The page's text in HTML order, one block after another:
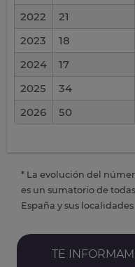
2022
21
2023
18
2024
17
2025
34
2026
50
* La evolución del
es un sumatorio de
España y sus localidades
TE